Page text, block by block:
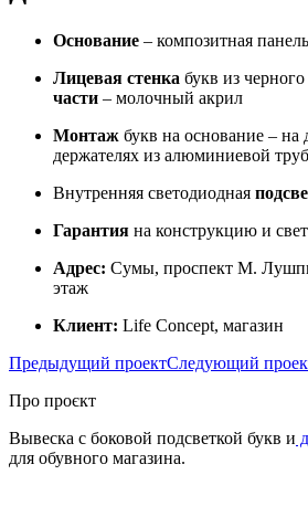
Основание – композитная панель
Лицевая стенка букв из
части – молочный акрил
Монтаж букв на основание –
держателях из алюминиевой
Внутренняя светодиодная
Гарантия на конструкцию и
Адрес: Сумы, проспект М.
этаж
Клиент: Life Concept, магазин
Предыдущий проектСледующий
Про проєкт
Вывеска с боковой подсветкой букв и
для обувного магазина.